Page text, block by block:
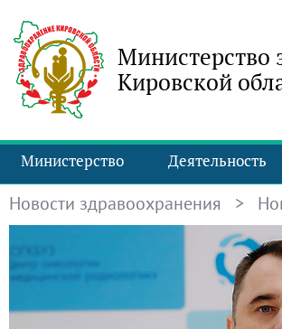
Министерство
Кировской
Министерство Деятельность
Новости здравоохранения >